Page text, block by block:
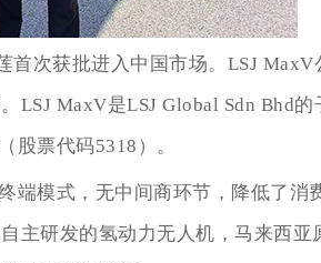
次获批进入中国市场。LSJ MaxV
LSJ MaxV是LSJ Global Sdn Bhd的
股票代码5318）。
端模式，无中间商环节，降低了消
主研发的氢动力无人机，马来西亚